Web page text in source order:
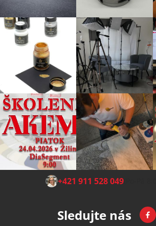
Z +421 911 528 049(Po-Pá
Sledujte nás